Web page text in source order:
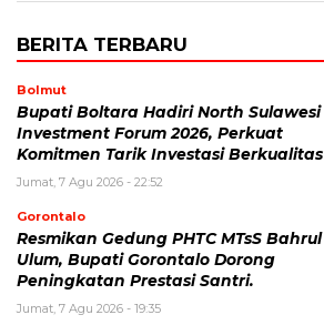
BERITA TERBARU
Bolmut
Bupati Boltara Hadiri North Sulawesi
Investment Forum 2026, Perkuat
Komitmen Tarik Investasi Berkualitas
Jumat, 7 Agu 2026 - 22:52
Gorontalo
Resmikan Gedung PHTC MTsS Bahrul
Ulum, Bupati Gorontalo Dorong
Peningkatan Prestasi Santri.
Jumat, 7 Agu 2026 - 19:35